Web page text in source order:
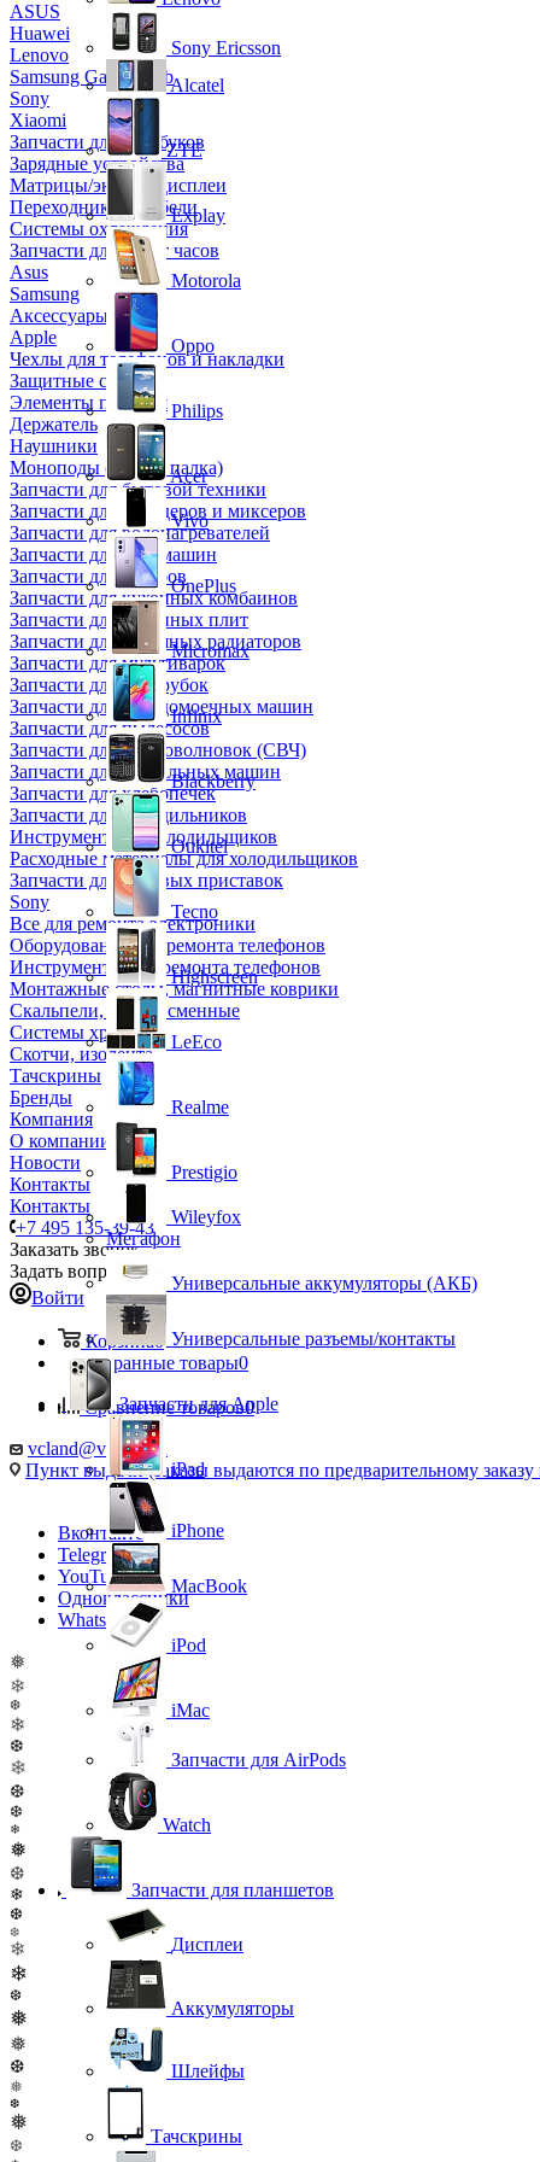
ASUS
Huawei
Lenovo
Samsung Galaxy Tab
Sony
Xiaomi
Запчасти для ноутбуков
Зарядные устройства
Матрицы/экраны/дисплеи
Переходники и кабели
Системы охлаждения
Запчасти для смарт часов
Asus
Samsung
Аксессуары
Apple
Чехлы для телефонов и накладки
Защитные стекла
Элементы питания
Держатель
Наушники
Моноподы (Селфи палка)
Запчасти для бытовой техники
Запчасти для блендеров и миксеров
Запчасти для водонагревателей
Запчасти для кофемашин
Запчасти для кулеров
Запчасти для кухонных комбаинов
Запчасти для кухонных плит
Запчасти для масляных радиаторов
Запчасти для мультиварок
Запчасти для мясорубок
Запчасти для посудомоечных машин
Запчасти для пылесосов
Запчасти для микроволновок (СВЧ)
Запчасти для стиральных машин
Запчасти для хлебопечек
Запчасти для холодильников
Инструмент для холодильщиков
Расходные материалы для холодильщиков
Запчасти для игровых приставок
Sony
Все для ремонта электроники
Оборудование для ремонта телефонов
Инструменты для ремонта телефонов
Монтажные столы, магнитные коврики
Скальпели, лезвия сменные
Системы хранения
Скотчи, изолента
Тачскрины
Бренды
Компания
О компании
Новости
Контакты
Контакты
+7 495 135-39-43
Заказать звонок
Задать вопрос
Войти
Корзина0
Избранные товары0
Сравнение товаров0
vcland@vcland.ru
Пункт выдачи (заказы выдаются по предварительному заказу
Вконтакте
Telegram
YouTube
Одноклассники
WhatsApp
❅
❄
❆
❄
❆
❄
❆
❆
❄
❅
❆
❄
❆
❆
❄
❄
❆
❅
❅
❆
❅
❆
❅
❆
Sony Ericsson
Alcatel
ZTE
Explay
Motorola
Oppo
Philips
Acer
Vivo
OnePlus
Micromax
Infinix
Blackberry
Oukitel
Tecno
Highscreen
LeEco
Realme
Prestigio
Wileyfox
Мегафон
Универсальные аккумуляторы (АКБ)
Универсальные разъемы/контакты
Запчасти для Apple
iPad
iPhone
MacBook
iPod
iMac
Запчасти для AirPods
Watch
Запчасти для планшетов
Дисплеи
Аккумуляторы
Шлейфы
Тачскрины